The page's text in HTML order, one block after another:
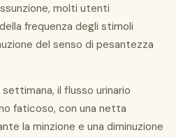
molti utenti
frequenza degli stimoli
del senso di pesantezza
il flusso urinario
faticoso, con una netta
la minzione e una diminuzione